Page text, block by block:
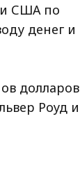
США по
денег и
долларов
Роуд и